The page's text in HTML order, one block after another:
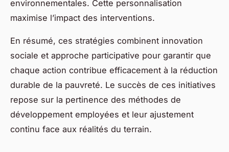
environnementales. Cette personnalisation
maximise l’impact des interventions.
En résumé, ces stratégies combinent innovation
sociale et approche participative pour garantir que
chaque action contribue efficacement à la réduction
durable de la pauvreté. Le succès de ces initiatives
repose sur la pertinence des méthodes de
développement employées et leur ajustement
continu face aux réalités du terrain.